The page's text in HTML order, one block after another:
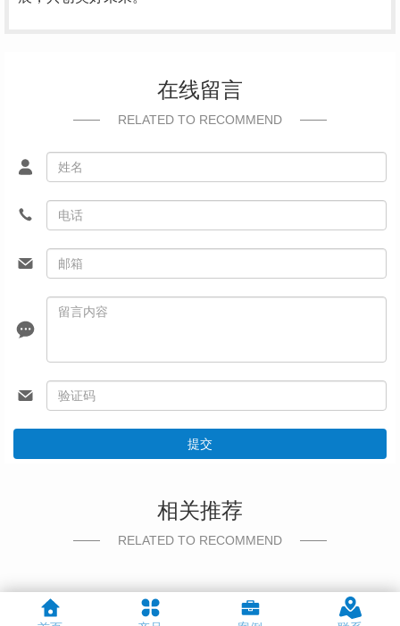
在线留言
RELATED TO RECOMMEND
提交
相关推荐
RELATED TO RECOMMEND